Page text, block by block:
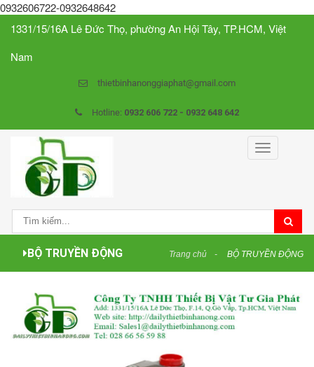
0932606722-0932648642
1331/15/16A Lê Đức Thọ, phường An Hội Tây, TP.HCM, Việt
Nam
thietbinhanonggiaphat@gmail.com
Hotline: 0932 606 722 - 0932 648 642
Toggle
navigation
BỘ TRUYỀN ĐỘNG Trang chủ BỘ TRUYỀN ĐỘNG